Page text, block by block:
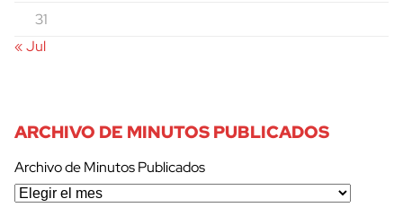
31
« Jul
ARCHIVO DE MINUTOS PUBLICADOS
Archivo de Minutos Publicados